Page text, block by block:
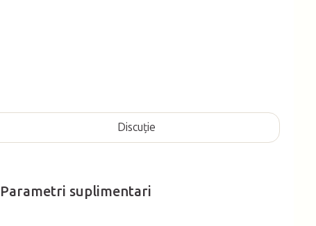
Discuţie
Parametri suplimentari